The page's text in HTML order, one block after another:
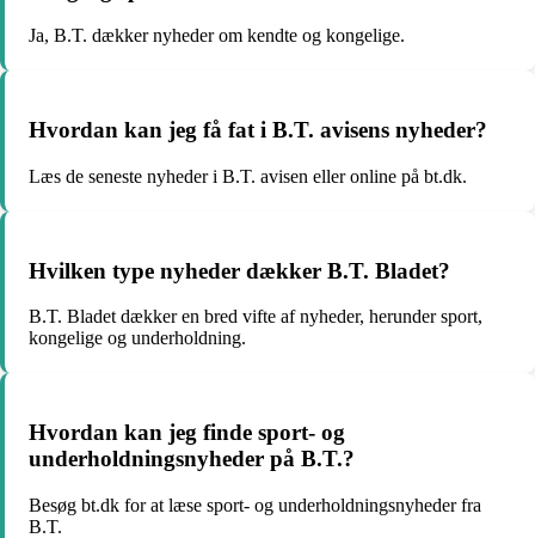
Ja, B.T. dækker nyheder om kendte og kongelige.
Hvordan kan jeg få fat i B.T. avisens nyheder?
Læs de seneste nyheder i B.T. avisen eller online på bt.dk.
Hvilken type nyheder dækker B.T. Bladet?
B.T. Bladet dækker en bred vifte af nyheder, herunder sport,
kongelige og underholdning.
Hvordan kan jeg finde sport- og
underholdningsnyheder på B.T.?
Besøg bt.dk for at læse sport- og underholdningsnyheder fra
B.T.